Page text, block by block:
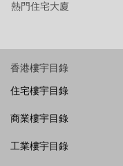
熱門住宅大廈
香港樓宇目錄
住宅樓宇目錄
商業樓宇目錄
工業樓宇目錄